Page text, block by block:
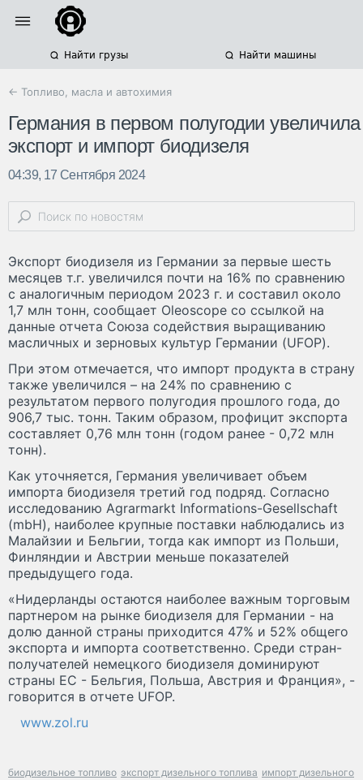
Найти грузы Найти машины
← Топливо, масла и автохимия
Германия в первом полугодии увеличила
экспорт и импорт биодизеля
04:39, 17 Сентября 2024
Экспорт биодизеля из Германии за первые шесть
месяцев т.г. увеличился почти на 16% по сравнению
с аналогичным периодом 2023 г. и составил около
1,7 млн ​​тонн, сообщает Oleoscope со ссылкой на
данные отчета Союза содействия выращиванию
масличных и зерновых культур Германии (UFOP).
При этом отмечается, что импорт продукта в страну
также увеличился – на 24% по сравнению с
результатом первого полугодия прошлого года, до
906,7 тыс. тонн. Таким образом, профицит экспорта
составляет 0,76 млн тонн (годом ранее - 0,72 млн
тонн).
Как уточняется, Германия увеличивает объем
импорта биодизеля третий год подряд. Согласно
исследованию Agrarmarkt Informations-Gesellschaft
(mbH), наиболее крупные поставки наблюдались из
Малайзии и Бельгии, тогда как импорт из Польши,
Финляндии и Австрии меньше показателей
предыдущего года.
«Нидерланды остаются наиболее важным торговым
партнером на рынке биодизеля для Германии - на
долю данной страны приходится 47% и 52% общего
экспорта и импорта соответственно. Среди стран-
получателей немецкого биодизеля доминируют
страны ЕС - Бельгия, Польша, Австрия и Франция», -
говорится в отчете UFOP.
www.zol.ru
биодизельное топливо экспорт дизельного топлива импорт дизельного